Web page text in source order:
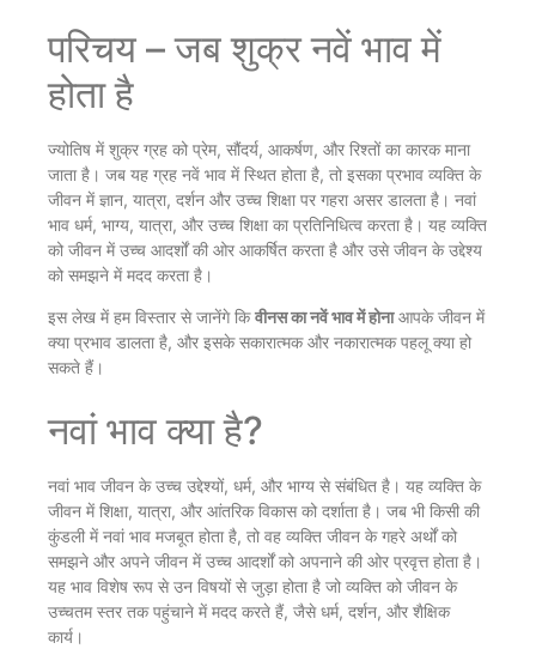
परिचय – जब शुक्र नवें भाव में
होता है
ज्योतिष में शुक्र ग्रह को प्रेम, सौंदर्य, आकर्षण, और रिश्तों का कारक माना
जाता है। जब यह ग्रह नवें भाव में स्थित होता है, तो इसका प्रभाव व्यक्ति के
जीवन में ज्ञान, यात्रा, दर्शन और उच्च शिक्षा पर गहरा असर डालता है। नवां
भाव धर्म, भाग्य, यात्रा, और उच्च शिक्षा का प्रतिनिधित्व करता है। यह व्यक्ति
को जीवन में उच्च आदर्शों की ओर आकर्षित करता है और उसे जीवन के उद्देश्य
को समझने में मदद करता है।
इस लेख में हम विस्तार से जानेंगे किवीनस का नवें भाव में होनाआपके जीवन में
क्या प्रभाव डालता है, और इसके सकारात्मक और नकारात्मक पहलू क्या हो
सकते हैं।
नवां भाव क्या है?
नवां भाव जीवन के उच्च उद्देश्यों, धर्म, और भाग्य से संबंधित है। यह व्यक्ति के
जीवन में शिक्षा, यात्रा, और आंतरिक विकास को दर्शाता है। जब भी किसी की
कुंडली में नवां भाव मजबूत होता है, तो वह व्यक्ति जीवन के गहरे अर्थों को
समझने और अपने जीवन में उच्च आदर्शों को अपनाने की ओर प्रवृत्त होता है।
यह भाव विशेष रूप से उन विषयों से जुड़ा होता है जो व्यक्ति को जीवन के
उच्चतम स्तर तक पहुंचाने में मदद करते हैं, जैसे धर्म, दर्शन, और शैक्षिक
कार्य।